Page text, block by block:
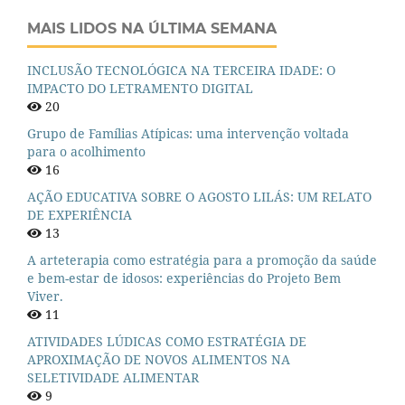
MAIS LIDOS NA ÚLTIMA SEMANA
INCLUSÃO TECNOLÓGICA NA TERCEIRA IDADE: O
IMPACTO DO LETRAMENTO DIGITAL
20
Grupo de Famílias Atípicas: uma intervenção voltada
para o acolhimento
16
AÇÃO EDUCATIVA SOBRE O AGOSTO LILÁS: UM RELATO
DE EXPERIÊNCIA
13
A arteterapia como estratégia para a promoção da saúde
e bem-estar de idosos: experiências do Projeto Bem
Viver.
11
ATIVIDADES LÚDICAS COMO ESTRATÉGIA DE
APROXIMAÇÃO DE NOVOS ALIMENTOS NA
SELETIVIDADE ALIMENTAR
9